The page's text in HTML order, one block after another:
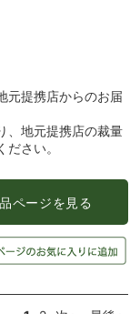
元提携店からのお届
、地元提携店の裁量
さい。